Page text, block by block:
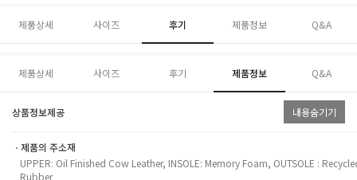
제품상세 사이즈 후기 제품정보 Q&A
제품상세 사이즈 후기 제품정보 Q&A
상품정보제공 내용숨기기
ㆍ제품의 주소재
UPPER: Oil Finished Cow Leather, INSOLE: Memory Foam, OUTSOLE :
Rubber